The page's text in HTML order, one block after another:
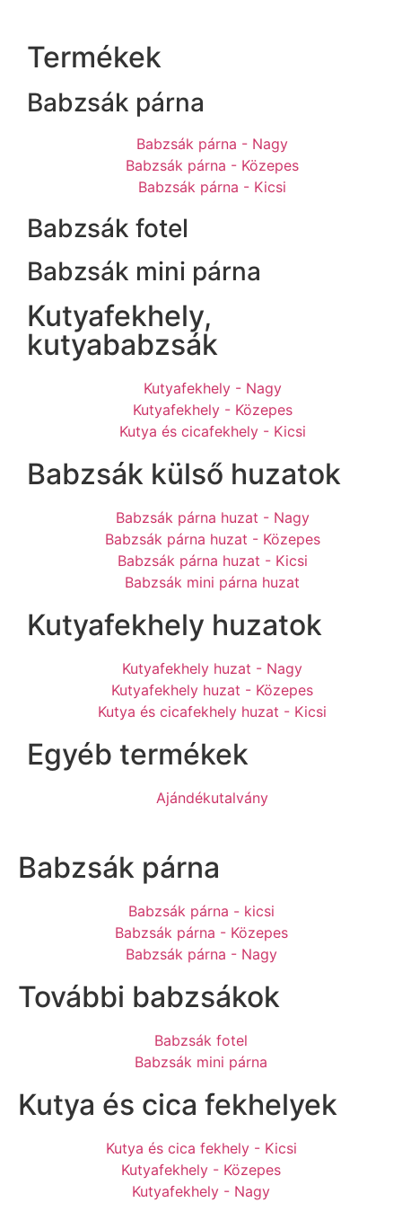
Termékek
Babzsák párna
Babzsák párna - Nagy
Babzsák párna - Közepes
Babzsák párna - Kicsi
Babzsák fotel
Babzsák mini párna
Kutyafekhely,
kutyababzsák
Kutyafekhely - Nagy
Kutyafekhely - Közepes
Kutya és cicafekhely - Kicsi
Babzsák külső huzatok
Babzsák párna huzat - Nagy
Babzsák párna huzat - Közepes
Babzsák párna huzat - Kicsi
Babzsák mini párna huzat
Kutyafekhely huzatok
Kutyafekhely huzat - Nagy
Kutyafekhely huzat - Közepes
Kutya és cicafekhely huzat - Kicsi
Egyéb termékek
Ajándékutalvány
Babzsák párna
Babzsák párna - kicsi
Babzsák párna - Közepes
Babzsák párna - Nagy
További babzsákok
Babzsák fotel
Babzsák mini párna
Kutya és cica fekhelyek
Kutya és cica fekhely - Kicsi
Kutyafekhely - Közepes
Kutyafekhely - Nagy